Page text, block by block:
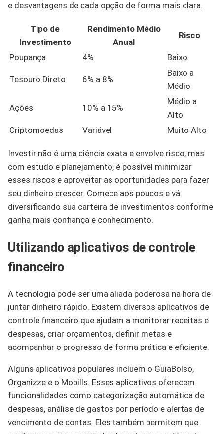
e desvantagens de cada opção de forma mais clara.
Tipo de
Investimento
Rendimento Médio
Anual
Risco
Poupança 4% Baixo
Tesouro Direto 6% a 8%
Baixo a
Médio
Ações 10% a 15%
Médio a
Alto
Criptomoedas
Variável Muito Alto
Investir não é uma ciência exata e envolve risco, mas
com estudo e planejamento, é possível minimizar
esses riscos e aproveitar as oportunidades para fazer
seu dinheiro crescer. Comece aos poucos e vá
diversificando sua carteira de investimentos conforme
ganha mais confiança e conhecimento.
Utilizando aplicativos de controle
financeiro
A tecnologia pode ser uma aliada poderosa na hora de
juntar dinheiro rápido. Existem diversos aplicativos de
controle financeiro que ajudam a monitorar receitas e
despesas, criar orçamentos, definir metas e
acompanhar o progresso de forma prática e eficiente.
Alguns aplicativos populares incluem o GuiaBolso,
Organizze e o Mobills. Esses aplicativos oferecem
funcionalidades como categorização automática de
despesas, análise de gastos por período e alertas de
vencimento de contas. Eles também permitem que